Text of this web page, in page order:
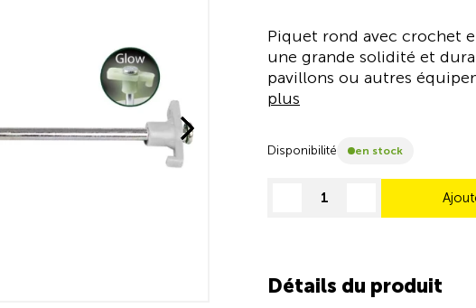
Piquet rond avec crochet
une grande solidité et
pavillons ou autres
plus
Disponibilité en stock
decrease quantityincrease quantity
Détails du produit